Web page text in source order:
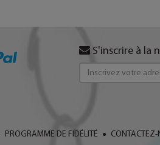
S'inscrire à la
PROGRAMME DE FIDÉLITÉ CONTACTEZ-